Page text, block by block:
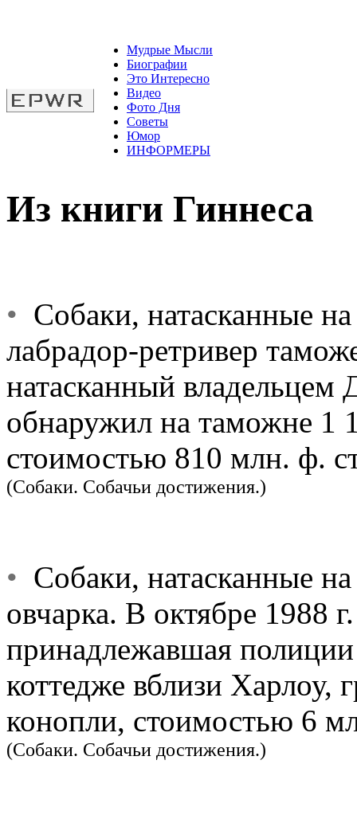
Мудрые Мысли
Биографии
Это Интересно
Видео
Фото Дня
Советы
Юмор
ИНФОРМЕРЫ
Из книги Гиннеса
• Собаки, натасканные
лабрадор-ретривер
натасканный
обнаружил на таможне 1
стоимостью 810 млн. ф.
(Собаки. Собачьи достижения.)
• Собаки, натасканные
овчарка. В октябре 1988
принадлежавшая
коттедже вблизи Харлоу,
конопли, стоимостью 6
(Собаки. Собачьи достижения.)